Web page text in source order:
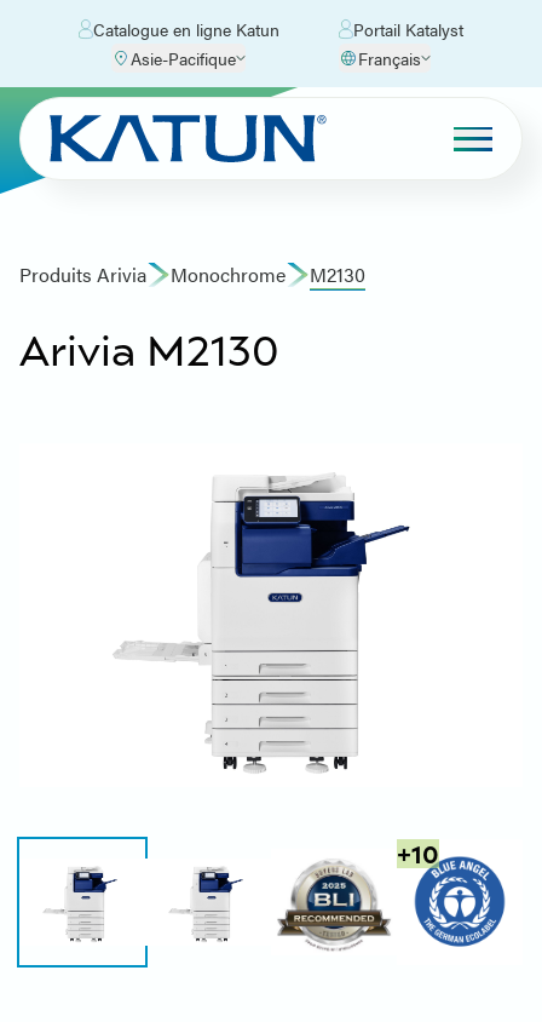
Catalogue en ligne Katun
Portail Katalyst
Asie-Pacifique
Français
Produits Arivia Monochrome M2130
+10
Arivia M2130